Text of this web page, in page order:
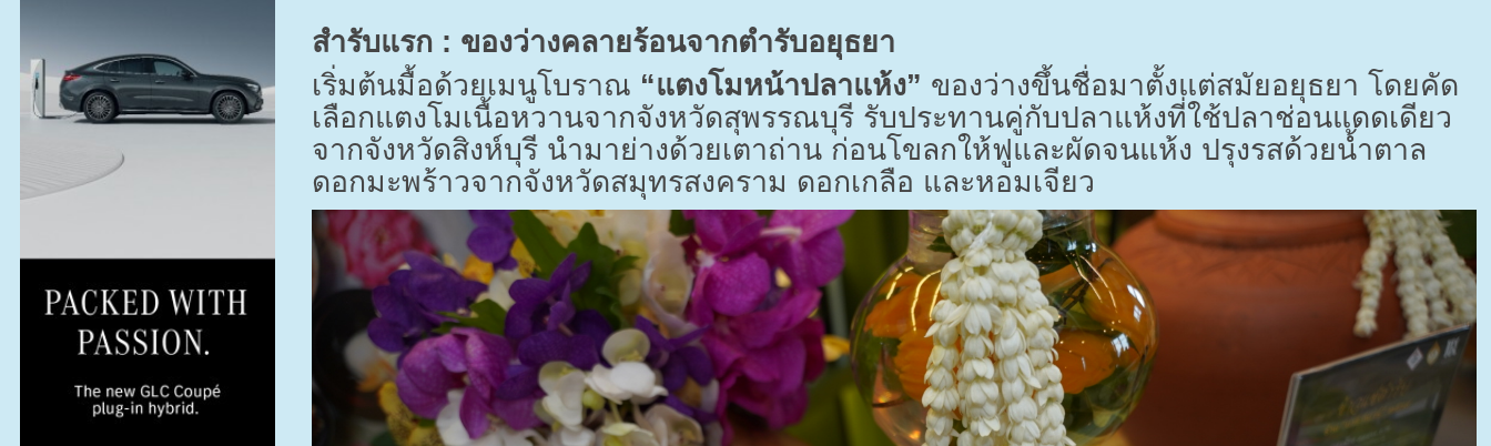
สำรับแรก : ของว่างคลายร้อนจากตำรับอยุธยา
เริ่มต้นมื้อด้วยเมนูโบราณ “แตงโมหน้าปลาแห้ง” ของว่างขึ้นชื่อมาตั้งแต่สมัยอยุธยา โดยคัด
เลือกแตงโมเนื้อหวานจากจังหวัดสุพรรณบุรี รับประทานคู่กับปลาแห้งที่ใช้ปลาช่อนแดดเดียว
จากจังหวัดสิงห์บุรี นำมาย่างด้วยเตาถ่าน ก่อนโขลกให้ฟูและผัดจนแห้ง ปรุงรสด้วยน้ำตาล
ดอกมะพร้าวจากจังหวัดสมุทรสงคราม ดอกเกลือ และหอมเจียว